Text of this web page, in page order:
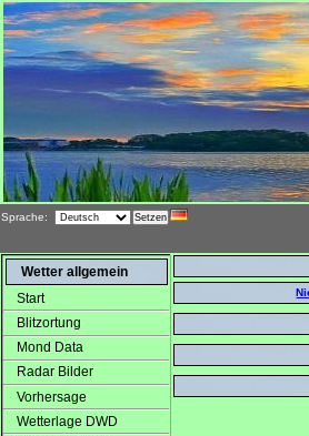
Sprache:
Wetter allgemein
Start
Blitzortung
Mond Data
Radar Bilder
Vorhersage
Wetterlage DWD